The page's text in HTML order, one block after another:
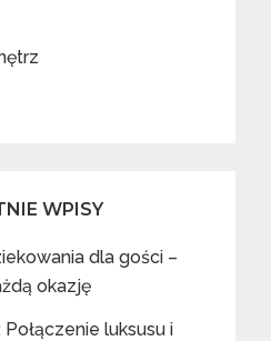
WPISY
dla gości –
okazję
luksusu i